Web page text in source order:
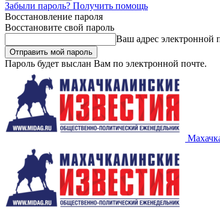
Забыли пароль? Получить помощь
Восстановление пароля
Восстановите свой пароль
Ваш адрес электронной
Пароль будет выслан Вам по электронной почте.